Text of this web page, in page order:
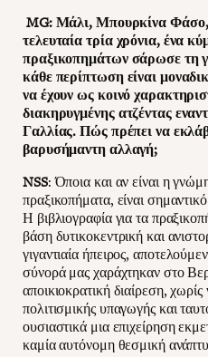
MG: Μάλι, Μπουρκίνα
τελευταία τρία χρόνια, ένα
πραξικοπημάτων σάρωσε τη
κάθε περίπτωση είναι
να έχουν ως κοινό
διακηρυγμένης ατζέντας
Γαλλίας. Πώς πρέπει να
βαρυσήμαντη αλλαγή;
NSS: Όποια και αν είναι η
πραξικοπήματα, είναι
Η βιβλιογραφία για τα
βάση δυτικοκεντρική και
γιγαντιαία ήπειρος,
σύνορά μας χαράχτηκαν στο
αποικιοκρατική διαίρεση,
πολιτισμικής υπαγωγής και
ουσιαστικά μια επιχείρηση
καμία αυτόνομη θεσμική